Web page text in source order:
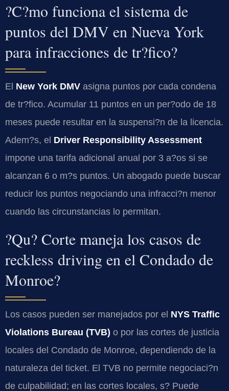
?C?mo funciona el sistema de
puntos del DMV en Nueva York
para infracciones de tr?fico?
El New York DMV asigna puntos por cada condena
de tr?fico. Acumular 11 puntos en un per?odo de 18
meses puede resultar en la suspensi?n de la licencia.
Adem?s, el Driver Responsibility Assessment
impone una tarifa adicional anual por 3 a?os si se
alcanzan 6 o m?s puntos. Un abogado puede buscar
reducir los puntos negociando una infracci?n menor
cuando las circunstancias lo permitan.
?Qu? Corte maneja los casos de
reckless driving en el Condado de
Monroe?
Los casos pueden ser manejados por el NYS Traffic
Violations Bureau (TVB) o por las cortes de justicia
locales del Condado de Monroe, dependiendo de la
naturaleza del ticket. El TVB no permite negociaci?n
de culpabilidad; en las cortes locales, s? Puede